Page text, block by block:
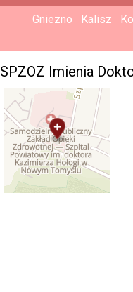
Gniezno Kalisz
SPZOZ Imienia